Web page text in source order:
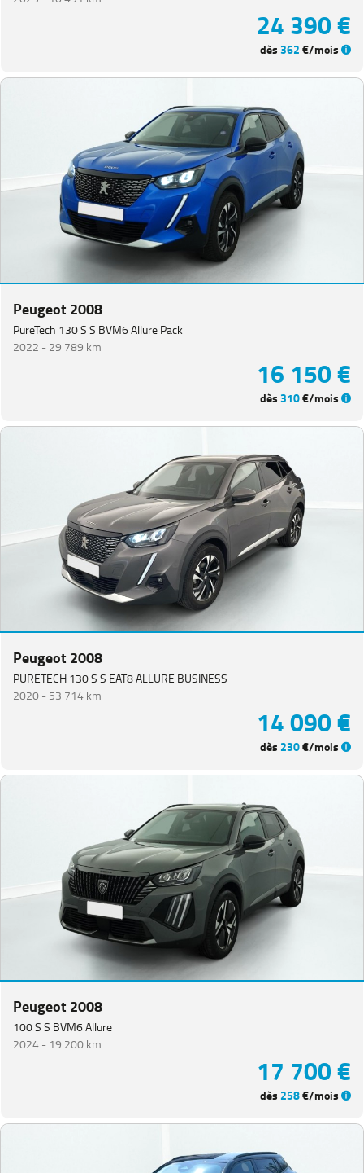
24 390 €
dès362€/mois
Peugeot 2008
PureTech 130 S S BVM6 Allure Pack
2022 -29 789 km
16 150 €
dès310€/mois
Peugeot 2008
PURETECH 130 S S EAT8 ALLURE BUSINESS
2020 -53 714 km
14 090 €
dès 230€/mois
Peugeot 2008
100 S S BVM6 Allure
2024 - 19 200 km
17 700 €
dès 258€/mois